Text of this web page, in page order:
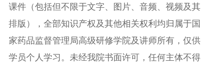
课件（包括但不限于文字、图片、音频、视频及其
排版），全部知识产权及其他相关权利均归属于国
家药品监督管理局高级研修学院及讲师所有，仅供
学员个人学习。未经我院书面许可，任何主体不得